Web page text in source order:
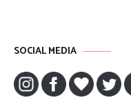
SOCIAL MEDIA